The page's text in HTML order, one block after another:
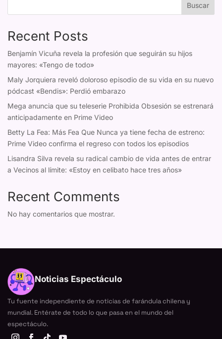
Buscar
Recent Posts
Benjamín Vicuña revela la profesión que seguirán su hijos
mayores: «Tengo de todo»
Maly Jorquiera reveló doloroso episodio de su vida en su nuevo
pódcast «Bendis»: Perdió embarazo
Mega anuncia que su teleserie Prohibida Obsesión se estrenará
anticipadamente en Prime Video
Betty La Fea: Más Fea Que Nunca ya tiene fecha de estreno:
Prime Video confirma el regreso con todos los episodios
Lisandra Silva revela su radical cambio de vida antes de entrar
a Vecinos al límite: «Estoy en celibato hace tres años»
Recent Comments
No hay comentarios que mostrar.
Noticias Espectáculo
Tu fuente independiente de noticias de farándula chilena y
mundial. Entérate de todo lo que pasa en el mundo del
espectáculo.